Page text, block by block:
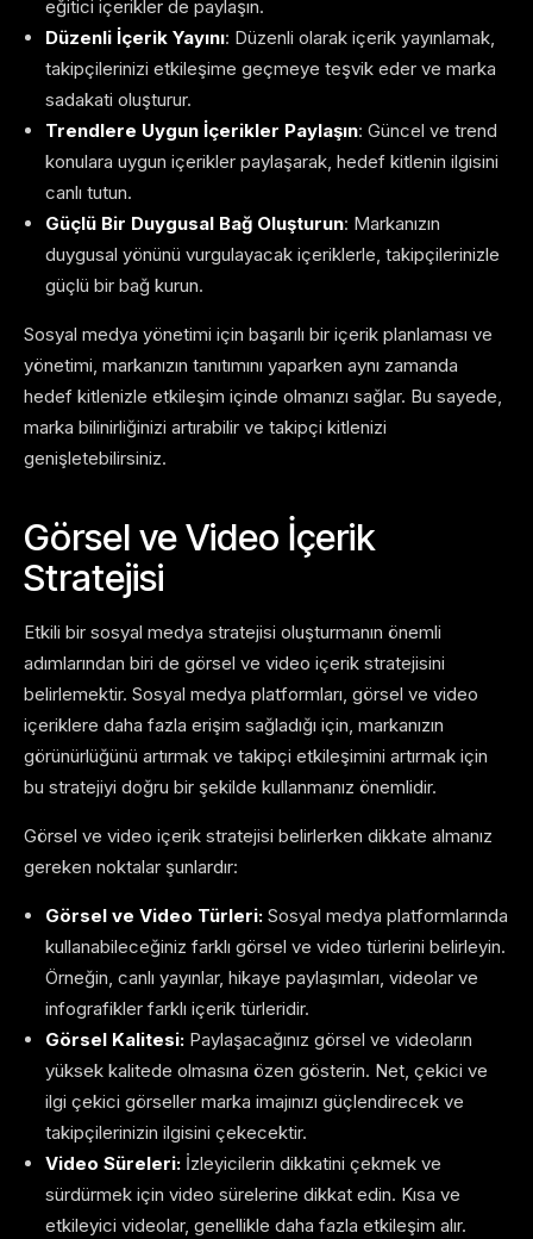
eğitici içerikler de paylaşın.
Düzenli İçerik Yayını: Düzenli olarak içerik yayınlamak,
takipçilerinizi etkileşime geçmeye teşvik eder ve marka
sadakati oluşturur.
Trendlere Uygun İçerikler Paylaşın: Güncel ve trend
konulara uygun içerikler paylaşarak, hedef kitlenin ilgisini
canlı tutun.
Güçlü Bir Duygusal Bağ Oluşturun: Markanızın
duygusal yönünü vurgulayacak içeriklerle, takipçilerinizle
güçlü bir bağ kurun.
Sosyal medya yönetimi için başarılı bir içerik planlaması ve
yönetimi, markanızın tanıtımını yaparken aynı zamanda
hedef kitlenizle etkileşim içinde olmanızı sağlar. Bu sayede,
marka bilinirliğinizi artırabilir ve takipçi kitlenizi
genişletebilirsiniz.
Görsel ve Video İçerik
Stratejisi
Etkili bir sosyal medya stratejisi oluşturmanın önemli
adımlarından biri de görsel ve video içerik stratejisini
belirlemektir. Sosyal medya platformları, görsel ve video
içeriklere daha fazla erişim sağladığı için, markanızın
görünürlüğünü artırmak ve takipçi etkileşimini artırmak için
bu stratejiyi doğru bir şekilde kullanmanız önemlidir.
Görsel ve video içerik stratejisi belirlerken dikkate almanız
gereken noktalar şunlardır:
Görsel ve Video Türleri: Sosyal medya platformlarında
kullanabileceğiniz farklı görsel ve video türlerini belirleyin.
Örneğin, canlı yayınlar, hikaye paylaşımları, videolar ve
infografikler farklı içerik türleridir.
Görsel Kalitesi: Paylaşacağınız görsel ve videoların
yüksek kalitede olmasına özen gösterin. Net, çekici ve
ilgi çekici görseller marka imajınızı güçlendirecek ve
takipçilerinizin ilgisini çekecektir.
Video Süreleri: İzleyicilerin dikkatini çekmek ve
sürdürmek için video sürelerine dikkat edin. Kısa ve
etkileyici videolar, genellikle daha fazla etkileşim alır.